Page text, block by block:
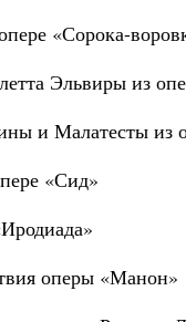
«Сорока-
Эльвиры из
и Малатесты из
«Сид»
оперы «Манон»